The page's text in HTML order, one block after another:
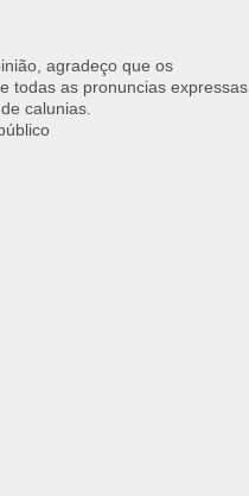
agradeço que os
todas as pronuncias expressas
calunias.